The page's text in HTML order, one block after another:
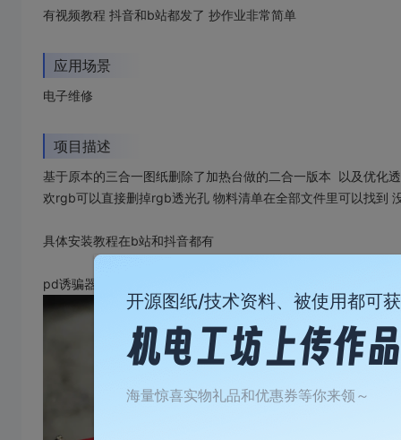
有视频教程 抖音和b站都发了 抄作业非常简单
应用场景
电子维修
项目描述
基于原本的三合一图纸删除了加热台做的二合一版本 以及优化
欢rgb可以直接删掉rgb透光孔 物料清单在全部文件里可以找到
具体安装教程在b站和抖音都有
pd诱骗器会和螺柱卡位需要如图所示焊接 或者删掉后置的额外
开源图纸/技术资料、被使用都可
海量惊喜实物礼品和优惠券等你来领～